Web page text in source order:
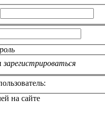
зарегистрироваться
на сайте